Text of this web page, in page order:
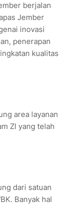
berjalan
Jember
inovasi
penerapan
kualitas
area layanan
ZI yang telah
dari satuan
Banyak hal